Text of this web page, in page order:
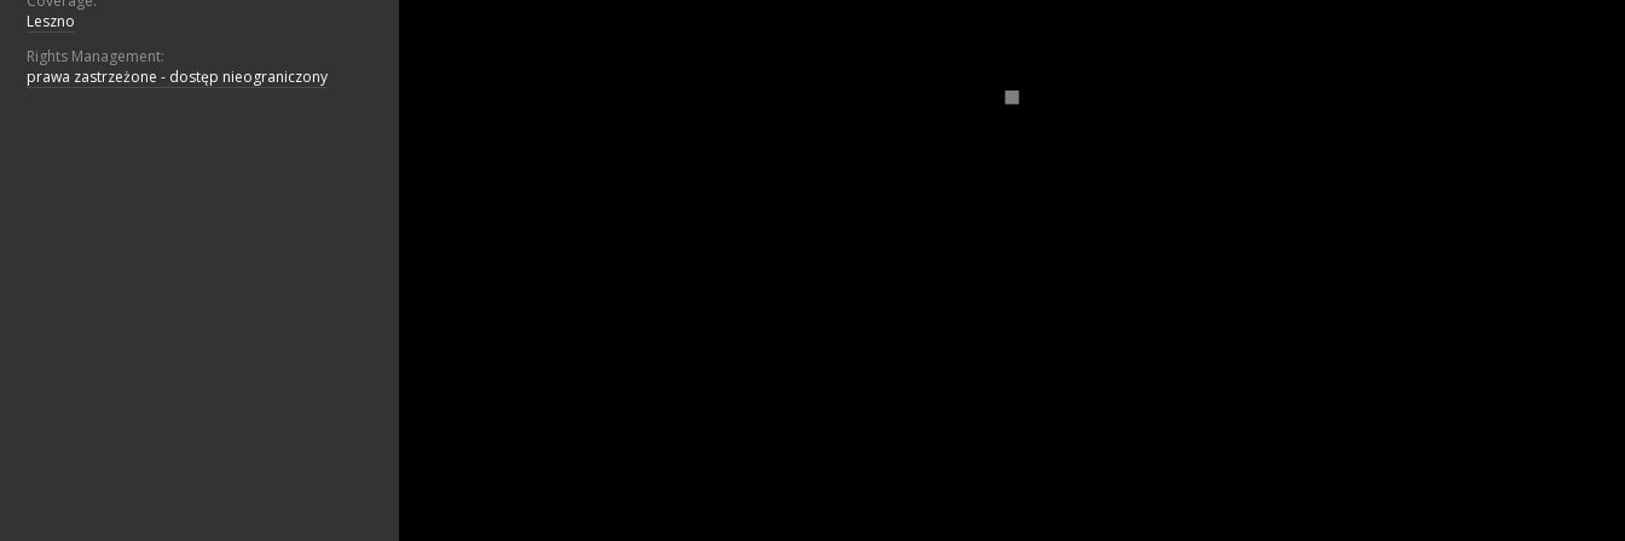
Leszno
Rights Management:
prawa zastrzeżone - dostęp nieograniczony